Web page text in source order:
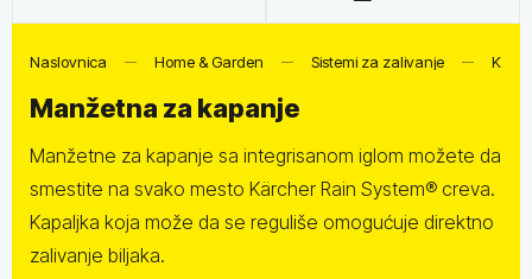
Naslovnica Home & Garden Sistemi za zalivanje
Manžetna za kapanje
Manžetne za kapanje sa integrisanom iglom možete da
smestite na svako mesto Kärcher Rain System® creva.
Kapaljka koja može da se reguliše omogućuje direktno
zalivanje biljaka.